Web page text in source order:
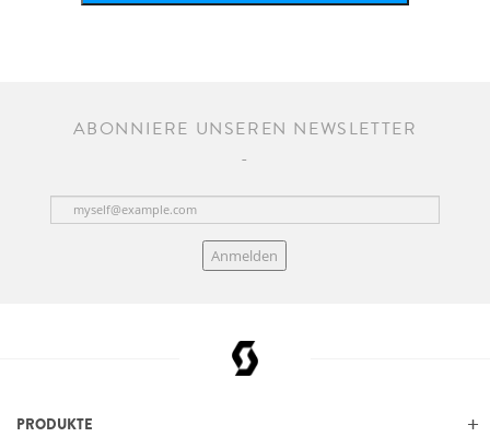
ABONNIERE UNSEREN NEWSLETTER
Anmelden
PRODUKTE